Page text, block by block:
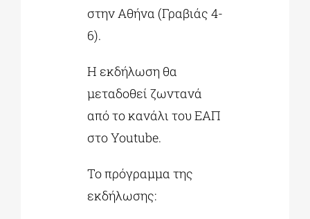
στην Αθήνα (Γραβιάς 4-
6).
Η εκδήλωση θα
μεταδοθεί ζωντανά
από το κανάλι του ΕΑΠ
στο Youtube.
Το πρόγραμμα της
εκδήλωσης: